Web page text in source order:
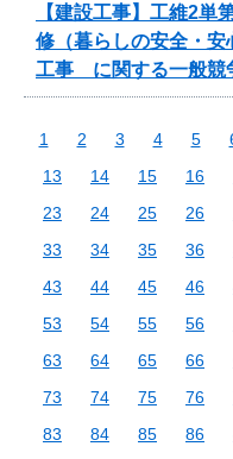
【建設工事】工維2
修（暮らしの安全・
工事 に関する一般競
1 2 3 4 5
13
14 15 16
23
24 25 26
33
34 35 36
43
44 45 46
53
54 55 56
63
64 65 66
73
74 75 76
83
84 85 86